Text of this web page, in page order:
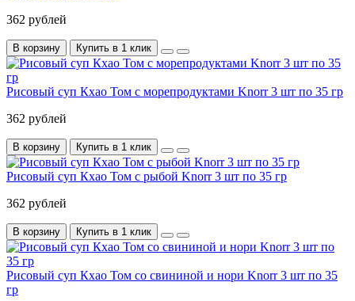
362 рублей
В корзину Купить в 1 клик
Рисовый суп Кхао Том с морепродуктами Knorr 3 шт по 35 гр
362 рублей
В корзину Купить в 1 клик
Рисовый суп Кхао Том с рыбой Knorr 3 шт по 35 гр
362 рублей
В корзину Купить в 1 клик
Рисовый суп Кхао Том со свининой и нори Knorr 3 шт по 35
гр